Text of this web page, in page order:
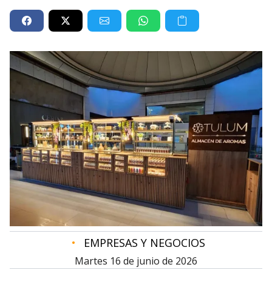
• EMPRESAS Y NEGOCIOS
martes 16 de junio de 2026